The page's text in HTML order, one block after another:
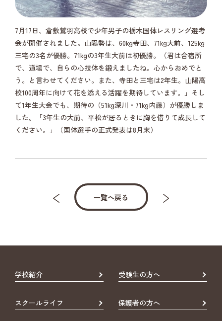
7月17日、倉敷鷲羽高校で少年男子の栃木国体レスリング選考
会が開催されました。山陽勢は、60kg寺田、71kg大前、125kg
三宅の3名が優勝。71kgの3年生大前は初優勝。（君は合宿所
で、道場で、自らの心技体を鍛えましたね。心からおめでと
う。と言わせてください。また、寺田と三宅は2年生。山陽高
校100周年に向けて花を添える活躍を期待しています。」そし
て1年生大会でも、期待の（51kg深川・71kg内藤）が優勝しま
した。「3年生の大前、平松が居るときに胸を借りて成長して
ください。」（国体選手の正式発表は8月末）
一覧へ戻る
学校紹介 受験生の方へ
スクールライフ 保護者の方へ